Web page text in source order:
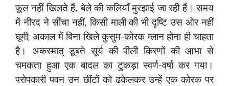
फूल नहीं खिलते हैं, बेले की कलियाँ मुरझाई जा रही हैं। समय
में नीरद ने सींचा नहीं, किसी माली की भी दृष्टि उस ओर नहीं
घूमी; अकाल में बिना खिले कुसुम-कोरक म्लान होना ही चाहता
है। अकस्मात् डूबते सूर्य की पीली किरणों की आभा से
चमकता हुआ एक बादल का टुकड़ा स्वर्ण-वर्षा कर गया।
परोपकारी पवन उन छींटों को ढकेलकर उन्हें एक कोरक पर